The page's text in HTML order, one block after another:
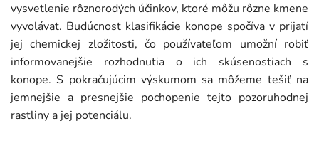
vysvetlenie rôznorodých účinkov, ktoré môžu rôzne kmene
vyvolávať. Budúcnosť klasifikácie konope spočíva v prijatí
jej chemickej zložitosti, čo používateľom umožní robiť
informovanejšie rozhodnutia o ich skúsenostiach s
konope. S pokračujúcim výskumom sa môžeme tešiť na
jemnejšie a presnejšie pochopenie tejto pozoruhodnej
rastliny a jej potenciálu.